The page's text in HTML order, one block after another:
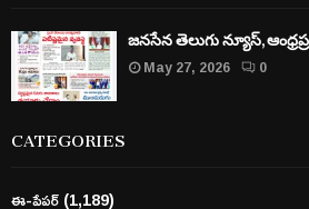
జనసేన తెలుగు న్యూస్,
May 27, 2026
0
CATEGORIES
ఈ-పేపర్(1,189)